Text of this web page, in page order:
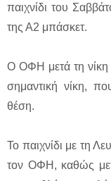
παιχνίδι του
της Α2 μπάσκετ.
Ο ΟΦΗ μετά τη νίκη
σημαντική νίκη,
θέση.
Το παιχνίδι με τη
τον ΟΦΗ, καθώς